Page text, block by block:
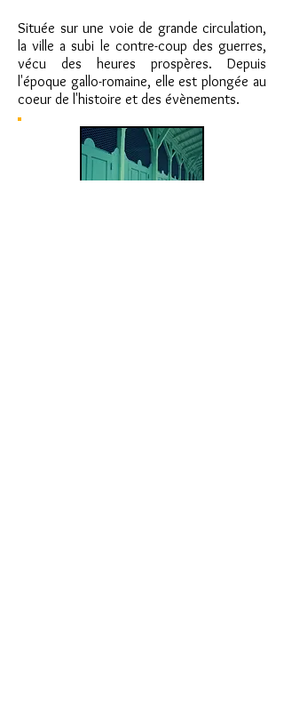
Située sur une voie de grande circulation,
la ville a subi le contre-coup des guerres,
vécu des heures prospères. Depuis
l'époque gallo-romaine, elle est plongée au
coeur de l'histoire et des évènements.